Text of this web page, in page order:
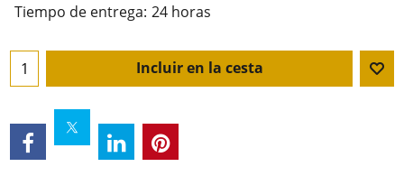
Tiempo de entrega: 24 horas
Incluir en la cesta